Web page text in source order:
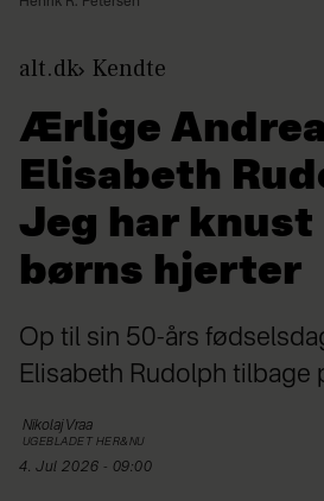
Henrik R. Petersen
alt.dk Kendte
Ærlige Andrea
Elisabeth
Jeg har knust
børns hjerter
Op til sin 50-års
Elisabeth Rudolph tilbage
Nikolaj Vraa
UGEBLADET HER&NU
4. Jul 2026 - 09:00